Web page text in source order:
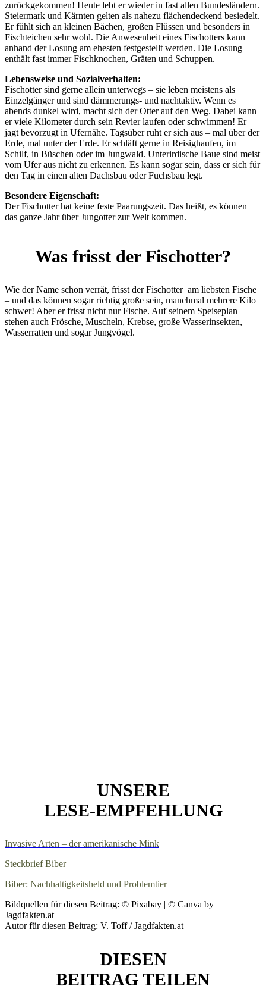
zurückgekommen! Heute lebt er wieder in fast allen Bundesländern.
Steiermark und Kärnten gelten als nahezu flächendeckend besiedelt.
Er fühlt sich an kleinen Bächen, großen Flüssen und besonders in
Fischteichen sehr wohl. Die Anwesenheit eines Fischotters kann
anhand der Losung am ehesten festgestellt werden. Die Losung
enthält fast immer Fischknochen, Gräten und Schuppen.
Lebensweise und Sozialverhalten:
Fischotter sind gerne allein unterwegs – sie leben meistens als
Einzelgänger und sind dämmerungs- und nachtaktiv. Wenn es
abends dunkel wird, macht sich der Otter auf den Weg. Dabei kann
er viele Kilometer durch sein Revier laufen oder schwimmen! Er
jagt bevorzugt in Ufernähe. Tagsüber ruht er sich aus – mal über der
Erde, mal unter der Erde. Er schläft gerne in Reisighaufen, im
Schilf, in Büschen oder im Jungwald. Unterirdische Baue sind meist
vom Ufer aus nicht zu erkennen. Es kann sogar sein, dass er sich für
den Tag in einen alten Dachsbau oder Fuchsbau legt.
Besondere Eigenschaft:
Der Fischotter hat keine feste Paarungszeit. Das heißt, es können
das ganze Jahr über Jungotter zur Welt kommen.
Was frisst der Fischotter?
Wie der Name schon verrät, frisst der Fischotter am liebsten Fische
– und das können sogar richtig große sein, manchmal mehrere Kilo
schwer! Aber er frisst nicht nur Fische. Auf seinem Speiseplan
stehen auch Frösche, Muscheln, Krebse, große Wasserinsekten,
Wasserratten und sogar Jungvögel.
UNSERE
LESE-EMPFEHLUNG
Invasive Arten – der amerikanische Mink
Steckbrief Biber
Biber: Nachhaltigkeitsheld und Problemtier
Bildquellen für diesen Beitrag: © Pixabay | © Canva by
Jagdfakten.at
Autor für diesen Beitrag: V. Toff / Jagdfakten.at
DIESEN
BEITRAG TEILEN